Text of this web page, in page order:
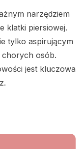
narzędziem
klatki piersiowej.
tylko aspirującym
chorych osób.
jest kluczowa